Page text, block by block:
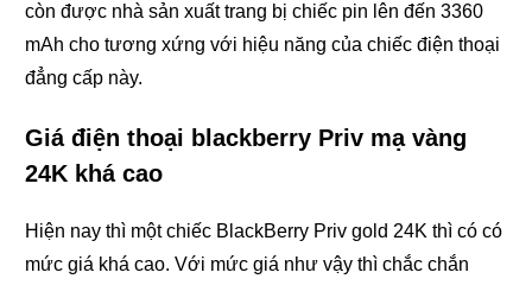
còn được nhà sản xuất trang bị chiếc pin lên đến 3360
mAh cho tương xứng với hiệu năng của chiếc điện thoại
đẳng cấp này.
Giá điện thoại blackberry Priv mạ vàng
24K khá cao
Hiện nay thì một chiếc BlackBerry Priv gold 24K thì có có
mức giá khá cao. Với mức giá như vậy thì chắc chắn